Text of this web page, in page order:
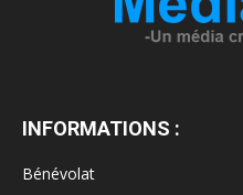
INFORMATIONS :
Bénévolat